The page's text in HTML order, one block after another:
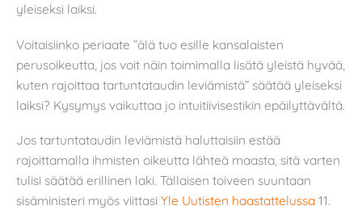
yleiseksi laiksi.
Voitaisiinko periaate ”älä tuo esille kansalaisten
perusoikeutta, jos voit näin toimimalla lisätä yleistä hyvää,
kuten rajoittaa tartuntataudin leviämistä” säätää yleiseksi
laiksi? Kysymys vaikuttaa jo intuitiivisestikin epäilyttävältä.
Jos tartuntataudin leviämistä haluttaisiin estää
rajoittamalla ihmisten oikeutta lähteä maasta, sitä varten
tulisi säätää erillinen laki. Tällaisen toiveen suuntaan
sisäministeri myös viittasi Yle Uutisten haastattelussa 11.